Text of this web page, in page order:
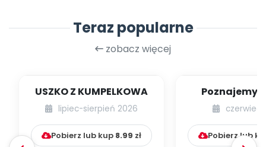
Teraz popularne
zobacz więcej
USZKO Z KUMPELKOWA
lipiec-sierpień 2026
Pobierz lub kup 8.99 zł
Poznajemy
czerwiec
Pobierz lub